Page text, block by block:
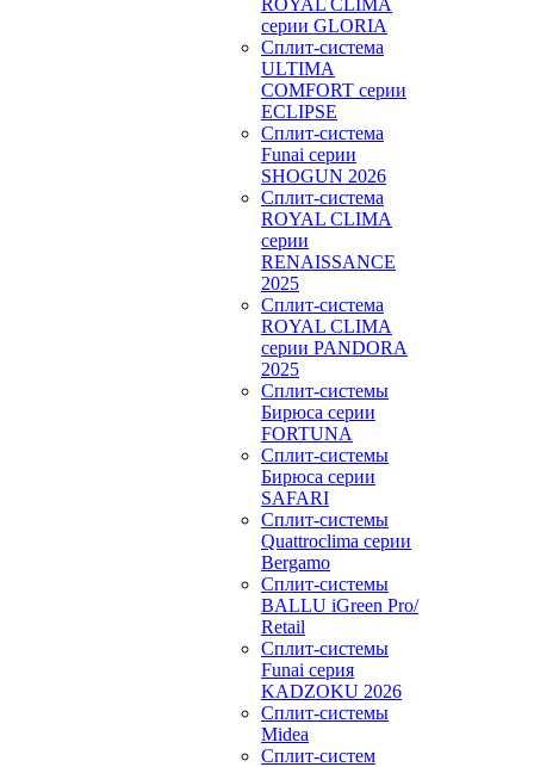
ROYAL CLIMA
серии GLORIA
Сплит-система
ULTIMA
COMFORT серии
ECLIPSE
Сплит-система
Funai серии
SHOGUN 2026
Сплит-система
ROYAL CLIMA
серии
RENAISSANCE
2025
Сплит-система
ROYAL CLIMA
серии PANDORA
2025
Сплит-системы
Бирюса серии
FORTUNA
Сплит-системы
Бирюса серии
SAFARI
Сплит-системы
Quattroclima серии
Bergamo
Сплит-системы
BALLU iGreen Pro/
Retail
Сплит-системы
Funai серия
KADZOKU 2026
Сплит-системы
Midea
Сплит-систем